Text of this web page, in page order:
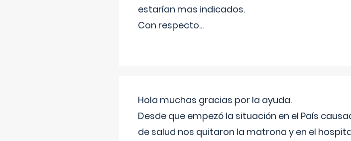
estarían mas indicados.
Con respecto...
Hola muchas gracias por la ayuda.
Desde que empezó la situación en el País
de salud nos quitaron la matrona y en el